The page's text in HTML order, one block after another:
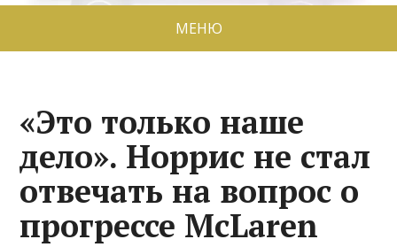
МЕНЮ
«Это только наше
дело». Норрис не стал
отвечать на вопрос о
прогрессе McLaren